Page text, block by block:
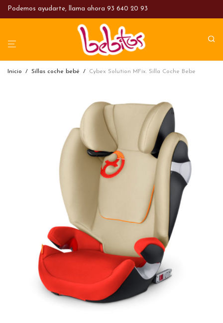
Podemos ayudarte, llama ahora 93 640 20 93
Inicio / Sillas coche bebé / Cybex Solution MFix. Silla Coche Bebe